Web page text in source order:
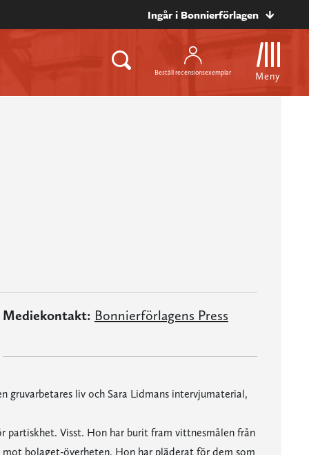
Ingår i Bonnierförlagen
Beställ recensionsexemplar Meny
Mediekontakt: Bonnierförlagens Press
gruvarbetares liv och Sara Lidmans intervjumaterial,
partiskhet. Visst. Hon har burit fram vittnesmålen från
bolaget-överheten. Hon har pläderat för dem som